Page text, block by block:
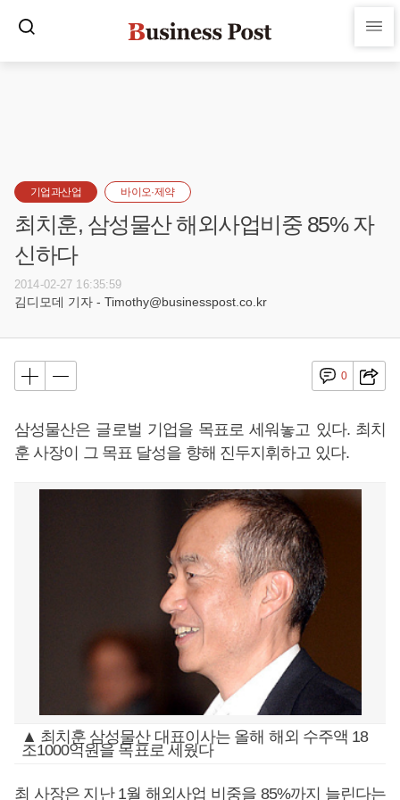
기업과산업 바이오·제약
최치훈, 삼성물산 해외사업비중 85% 자
신하다
2014-02-27 16:35:59
김디모데 기자 - Timothy@businesspost.co.kr
0
삼성물산은 글로벌 기업을 목표로 세워놓고 있다. 최치
훈 사장이 그 목표 달성을 향해 진두지휘하고 있다.
▲ 최치훈 삼성물산 대표이사는 올해 해외 수주액 18
조1000억원을 목표로 세웠다
최 사장은 지난 1월 해외사업 비중을 85%까지 늘린다는